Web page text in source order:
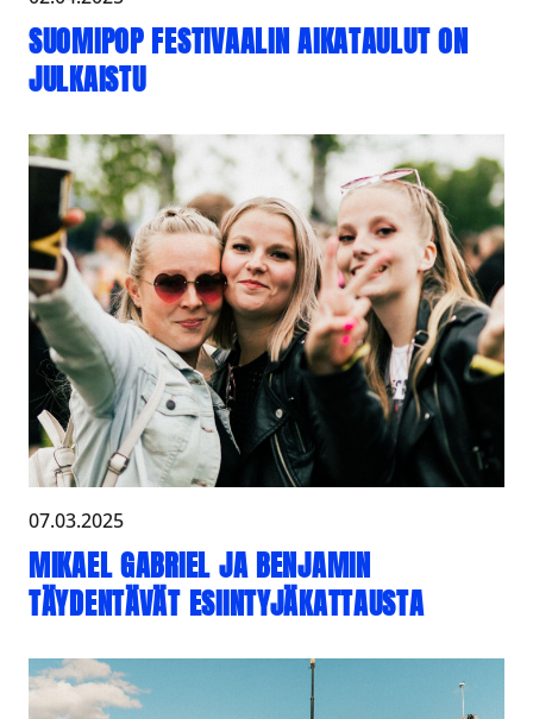
SUOMIPOP FESTIVAALIN AIKATAULUT ON
JULKAISTU
07.03.2025
MIKAEL GABRIEL JA BENJAMIN
TÄYDENTÄVÄT ESIINTYJÄKATTAUSTA